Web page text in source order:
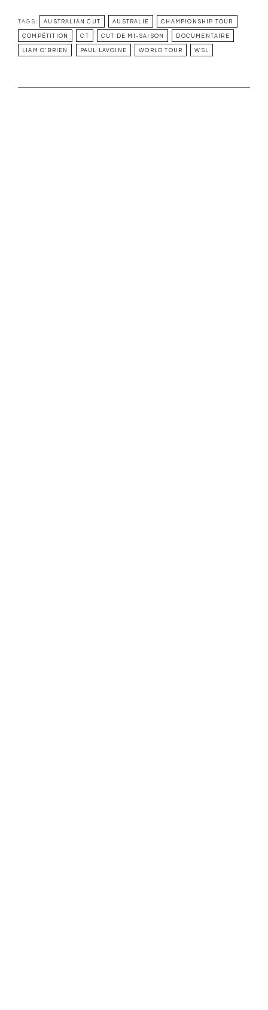
TAGS: AUSTRALIAN CUT AUSTRALIE CHAMPIONSHIP TOUR
COMPÉTITION CT CUT DE MI-SAISON DOCUMENTAIRE
LIAM O'BRIEN PAUL LAVOINE WORLD TOUR WSL